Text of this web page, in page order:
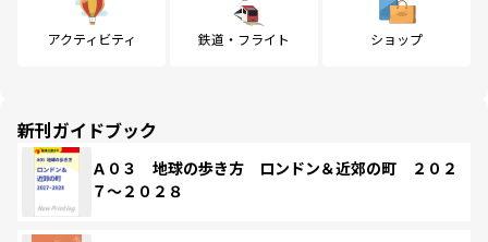
アクティビティ 鉄道・フライト ショップ
新刊ガイドブック
Ａ０３ 地球の歩き方 ロンドン＆近郊の町 ２０２
７～２０２８